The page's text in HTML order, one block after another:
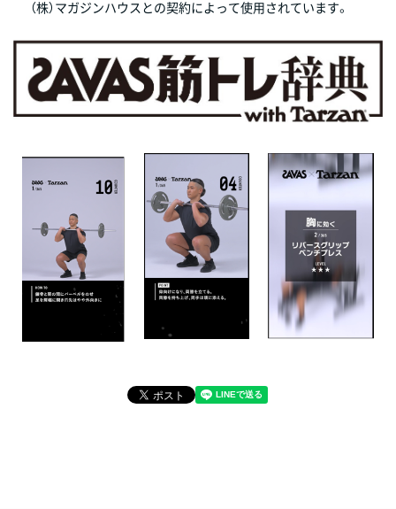
（株）マガジンハウスとの契約によって使用されています。